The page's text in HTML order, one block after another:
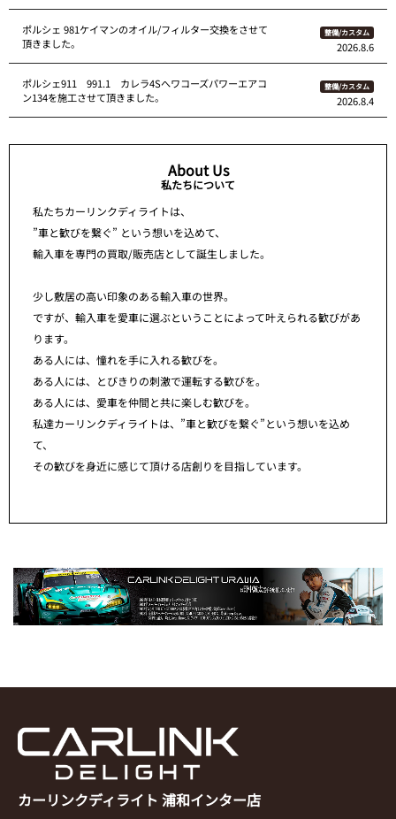
ポルシェ 981ケイマンのオイル/フィルター交換をさせて
頂きました。
整備/カスタム
2026.8.6
ポルシェ911 991.1 カレラ4Sへワコーズパワーエアコ
ン134を施工させて頂きました。
整備/カスタム
2026.8.4
About Us
私たちについて
私たちカーリンクディライトは、
”車と歓びを繋ぐ” という想いを込めて、
輸入車を専門の買取/販売店として誕生しました。
少し敷居の高い印象のある輸入車の世界。
ですが、輸入車を愛車に選ぶということによって叶えられる歓びがあ
ります。
ある人には、憧れを手に入れる歓びを。
ある人には、とびきりの刺激で運転する歓びを。
ある人には、愛車を仲間と共に楽しむ歓びを。
私達カーリンクディライトは、”車と歓びを繋ぐ”という想いを込め
て、
その歓びを身近に感じて頂ける店創りを目指しています。
カーリンクディライト 浦和インター店